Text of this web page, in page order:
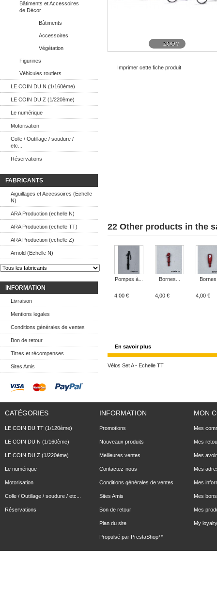
Bâtiments et Accessoires
de Décor
Bâtiments
Accessoires
Végétation
Figurines
Véhicules routiers
LE COIN DU N (1/160ème)
LE COIN DU Z (1/220ème)
Le numérique
Motorisation
Colle / Outillage / soudure /
etc...
Réservations
FABRICANTS
Aiguillages et Accessoires (Echelle
N)
ARA Production (echelle N)
ARA Production (echelle TT)
ARA Production (echelle Z)
Arnold (Echelle N)
INFORMATION
Livraison
Mentions legales
Conditions générales de ventes
Bon de retour
Titres et récompenses
Sites Amis
ZOOM
Imprimer cette fiche produit
22 Other products in the
Pompes à...
4,00 €
Bornes...
4,00 € 4,00 €
En savoir plus
Vélos Set A - Echelle TT
CATÉGORIES
LE COIN DU TT (1/120ème)
LE COIN DU N (1/160ème)
LE COIN DU Z (1/220ème)
Le numérique
Motorisation
Colle / Outillage / soudure / etc...
Réservations
INFORMATION
Promotions
Nouveaux produits
Meilleures ventes
Contactez-nous
Conditions générales de ventes
Sites Amis
Bon de retour
Plan du site
Propulsé par PrestaShop™
MON
Mes
Mes
Mes
Mes
Mes
Mes
Mes
My